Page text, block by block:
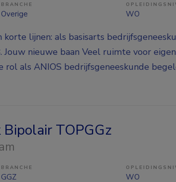
BRANCHE
Overige WO
lijnen: als basisarts
Jouw nieuwe baan Veel ruimte voor
rol als ANIOS bedrijfsgeneeskunde
TOPGGz
BRANCHE
GGZ WO